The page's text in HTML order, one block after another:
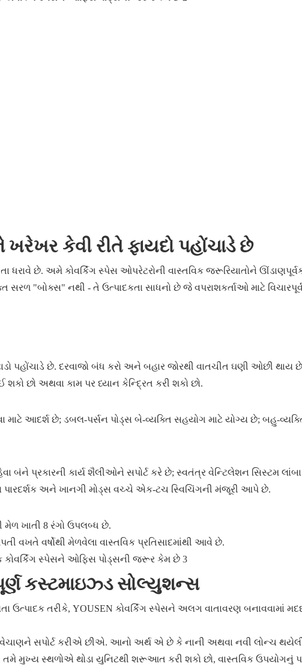
કેવી રીતે ફાયદો પહોંચાડે છે
ધરાવે છે. અમે કોવર્કિંગ સ્પેસ ઓપરેટરોની વાસ્તવિક જરૂરિયાતોને
"બોક્સ" નથી - તે ઉત્પાદકતા સાધનો છે જે વપરાશકર્તાઓ માટે
પહોંચાડે છે. દરવાજો બંધ કરો અને બહાર જોરથી વાતચીત ઘણી ઓછી થાય
શકો છો અથવા કામ પર ધ્યાન કેન્દ્રિત કરી શકો છો.
માટે આદર્શ છે; ડબલ-પર્સન પોડ્સ બે-વ્યક્તિ સહયોગ માટે યોગ્ય છે; બહુ-
પ્રકારની કાર્ય શૈલીઓને સપોર્ટ કરે છે; સ્વતંત્ર વેન્ટિલેશન સિસ્ટમ
પારદર્શક અને ખાનગી મોડ્સ વચ્ચે એક-ટચ સ્વિચિંગની મંજૂરી આપે છે.
મેળ ખાતી 8 રંગો ઉપલબ્ધ છે.
વર્ષોથી મેળવેલા વાસ્તવિક પ્રતિસાદમાંથી આવે છે.
કસ્ટમાઇઝ્ડ સોલ્યુશન્સ
ઉત્પાદક તરીકે, YOUSEN કોવર્કિંગ સ્પેસને અલગ વાતાવરણ બનાવવામાં
સપોર્ટ કરીએ છીએ. આનો અર્થ એ છે કે નાની અથવા નવી લોન્ચ થયેલી
મુખ્ય સ્થળોએ થોડા યુનિટથી શરૂઆત કરી શકો છો, વાસ્તવિક ઉપયોગનું